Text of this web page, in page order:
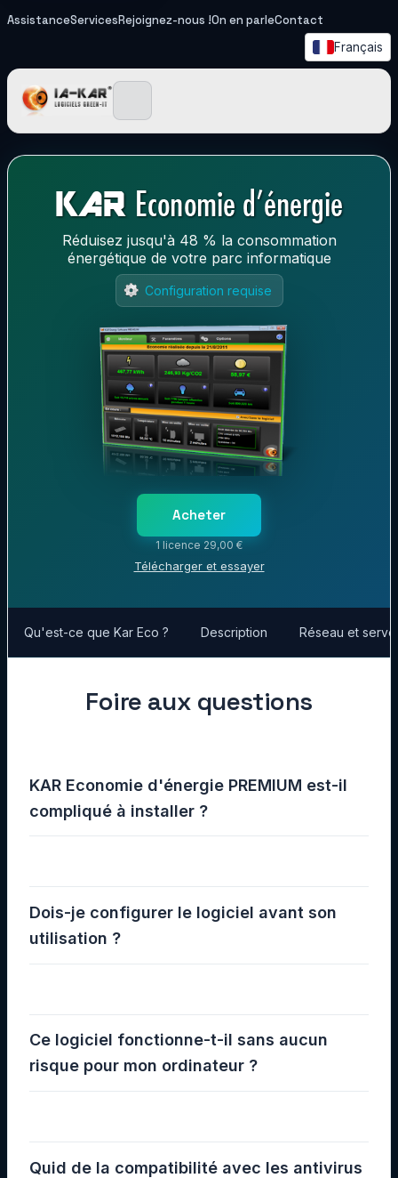
AssistanceServicesRejoignez-nous !On en parleContact
Français
IA-KAR - Logiciels Green
Réduisez jusqu'à 48 % la consommation
énergétique de votre parc informatique
Configuration requise
Acheter
1 licence 29,00 €
Télécharger et essayer
Qu'est-ce que Kar Eco ? Description Réseau et
Foire aux questions
KAR Economie d'énergie PREMIUM est-il
compliqué à installer ?
Dois-je configurer le logiciel avant son
utilisation ?
Ce logiciel fonctionne-t-il sans aucun
risque pour mon ordinateur ?
Quid de la compatibilité avec les antivirus